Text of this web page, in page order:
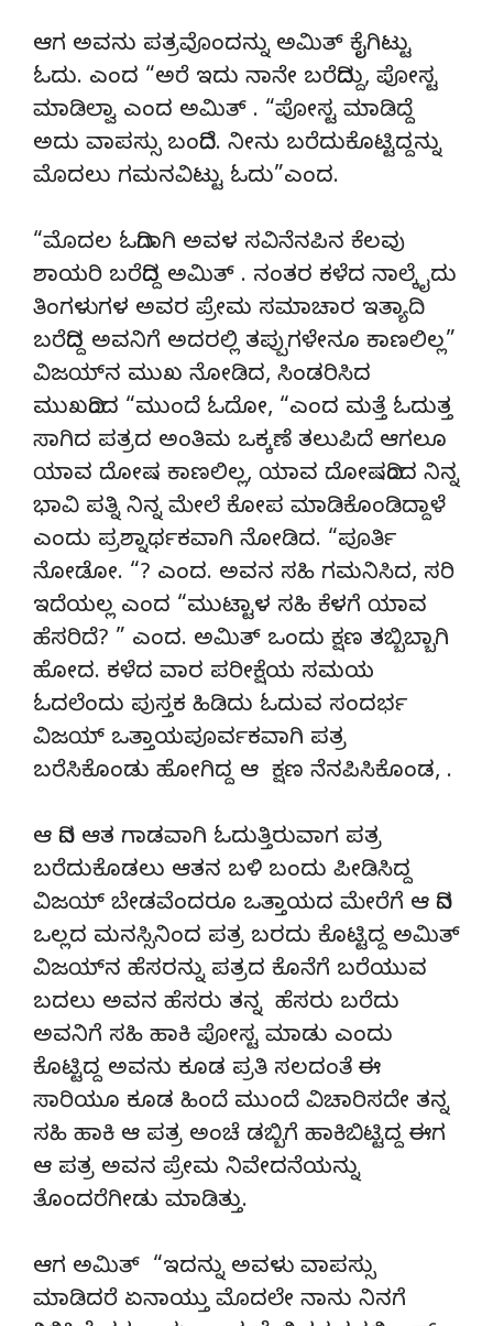
ಆಗ ಅವನು ಪತ್ರವೊಂದನ್ನು ಅಮಿತ್ ಕೈಗಿಟ್ಟು
ಓದು. ಎಂದ “ಅರೆ ಇದು ನಾನೇ ಬರೆದಿದ್ದು, ಪೋಸ್ಟ
ಮಾಡಿಲ್ವಾ ಎಂದ ಅಮಿತ್ . “ಪೋಸ್ಟ ಮಾಡಿದ್ದೆ
ಅದು ವಾಪಸ್ಸು ಬಂದಿದೆ. ನೀನು ಬರೆದುಕೊಟ್ಟಿದ್ದನ್ನು
ಮೊದಲು ಗಮನವಿಟ್ಟು ಓದು”ಎಂದ.
“ಮೊದಲ ಓದಿಗಾಗಿ ಅವಳ ಸವಿನೆನಪಿನ ಕೆಲವು
ಶಾಯರಿ ಬರೆದಿದ್ದ ಅಮಿತ್ . ನಂತರ ಕಳೆದ ನಾಲ್ಕೈದು
ತಿಂಗಳುಗಳ ಅವರ ಪ್ರೇಮ ಸಮಾಚಾರ ಇತ್ಯಾದಿ
ಬರೆದಿದ್ದ ಅವನಿಗೆ ಅದರಲ್ಲಿ ತಪ್ಪುಗಳೇನೂ ಕಾಣಲಿಲ್ಲ”
ವಿಜಯ್‍ನ ಮುಖ ನೋಡಿದ, ಸಿಂಡರಿಸಿದ
ಮುಖದಿಂದ “ಮುಂದೆ ಓದೋ, “ಎಂದ ಮತ್ತೆ ಓದುತ್ತ
ಸಾಗಿದ ಪತ್ರದ ಅಂತಿಮ ಒಕ್ಕಣೆ ತಲುಪಿದೆ ಆಗಲೂ
ಯಾವ ದೋಷ ಕಾಣಲಿಲ್ಲ, ಯಾವ ದೋಷದಿಂದ ನಿನ್ನ
ಭಾವಿ ಪತ್ನಿ ನಿನ್ನ ಮೇಲೆ ಕೋಪ ಮಾಡಿಕೊಂಡಿದ್ದಾಳೆ
ಎಂದು ಪ್ರಶ್ನಾರ್ಥಕವಾಗಿ ನೋಡಿದ. “ಪೂರ್ತಿ
ನೋಡೋ. “? ಎಂದ. ಅವನ ಸಹಿ ಗಮನಿಸಿದ, ಸರಿ
ಇದೆಯಲ್ಲ ಎಂದ “ಮುಟ್ಟಾಳ ಸಹಿ ಕೆಳಗೆ ಯಾವ
ಹೆಸರಿದೆ? ” ಎಂದ. ಅಮಿತ್ ಒಂದು ಕ್ಷಣ ತಬ್ಬಿಬ್ಬಾಗಿ
ಹೋದ. ಕಳೆದ ವಾರ ಪರೀಕ್ಷೆಯ ಸಮಯ
ಓದಲೆಂದು ಪುಸ್ತಕ ಹಿಡಿದು ಓದುವ ಸಂದರ್ಭ
ವಿಜಯ್ ಒತ್ತಾಯಪೂರ್ವಕವಾಗಿ ಪತ್ರ
ಬರೆಸಿಕೊಂಡು ಹೋಗಿದ್ದ ಆ ಕ್ಷಣ ನೆನಪಿಸಿಕೊಂಡ, .
ಆ ದಿನ ಆತ ಗಾಡವಾಗಿ ಓದುತ್ತಿರುವಾಗ ಪತ್ರ
ಬರೆದುಕೊಡಲು ಆತನ ಬಳಿ ಬಂದು ಪೀಡಿಸಿದ್ದ
ವಿಜಯ್ ಬೇಡವೆಂದರೂ ಒತ್ತಾಯದ ಮೇರೆಗೆ ಆ ದಿನ
ಒಲ್ಲದ ಮನಸ್ಸಿನಿಂದ ಪತ್ರ ಬರದು ಕೊಟ್ಟಿದ್ದ ಅಮಿತ್
ವಿಜಯ್‍ನ ಹೆಸರನ್ನು ಪತ್ರದ ಕೊನೆಗೆ ಬರೆಯುವ
ಬದಲು ಅವನ ಹೆಸರು ತನ್ನ ಹೆಸರು ಬರೆದು
ಅವನಿಗೆ ಸಹಿ ಹಾಕಿ ಪೋಸ್ಟ ಮಾಡು ಎಂದು
ಕೊಟ್ಟಿದ್ದ ಅವನು ಕೂಡ ಪ್ರತಿ ಸಲದಂತೆ ಈ
ಸಾರಿಯೂ ಕೂಡ ಹಿಂದೆ ಮುಂದೆ ವಿಚಾರಿಸದೇ ತನ್ನ
ಸಹಿ ಹಾಕಿ ಆ ಪತ್ರ ಅಂಚೆ ಡಬ್ಬಿಗೆ ಹಾಕಿಬಿಟ್ಟಿದ್ದ ಈಗ
ಆ ಪತ್ರ ಅವನ ಪ್ರೇಮ ನಿವೇದನೆಯನ್ನು
ತೊಂದರೆಗೀಡು ಮಾಡಿತ್ತು.
ಆಗ ಅಮಿತ್ “ಇದನ್ನು ಅವಳು ವಾಪಸ್ಸು
ಮಾಡಿದರೆ ಏನಾಯ್ತು ಮೊದಲೇ ನಾನು ನಿನಗೆ